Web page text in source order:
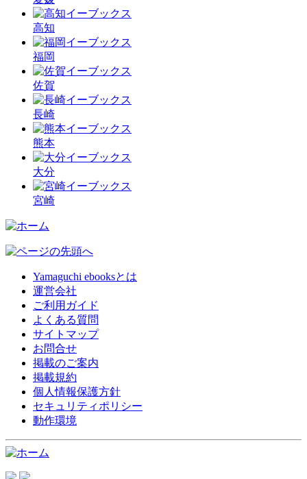
高知
福岡
佐賀
長崎
熊本
大分
宮崎
Yamaguchi ebooksとは
運営会社
ご利用ガイド
よくある質問
サイトマップ
お問合せ
掲載のご案内
掲載規約
個人情報保護方針
セキュリティポリシー
動作環境